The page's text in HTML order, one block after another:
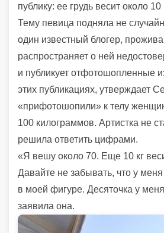
публику: ее грудь весит около
Тему певица подняла не
один известный блогер,
распространяет о ней
и публикует отфотошопленные
этих публикациях, утверждает
«прифотошопили» к телу
100 килограммов. Артистка не
решила ответить цифрами.
«Я вешу около 70. Еще 10 кг
Давайте не забывать, что у
в моей фигуре. Десяточка у
заявила она.